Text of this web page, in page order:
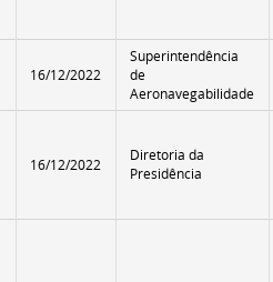
16/12/2022
Superintendência
de
Aeronavegabilidade
16/12/2022
Diretoria da
Presidência